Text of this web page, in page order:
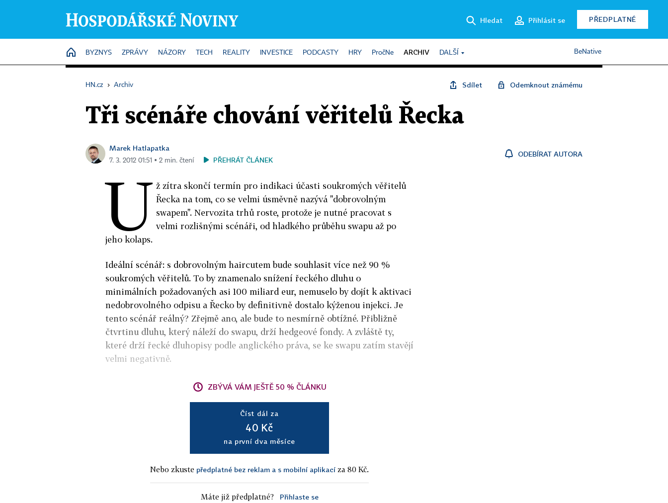
Hledat Přihlásit se PŘEDPLATNÉ
HOME
BYZNYS ZPRÁVY NÁZORY TECH REALITY INVESTICE PODCASTY HRY PročNe ARCHIV DALŠÍ BeNative
HN.cz › Archiv Sdílet Odemknout známému
Tři scénáře chování věřitelů Řecka
Marek Hatlapatka
7. 3. 2012 01:51 ▪ 2 min. čtení PŘEHRÁT ČLÁNEK
ODEBÍRAT AUTORA
U ž zítra skončí termín pro indikaci účasti soukromých věřitelů
Řecka na tom, co se velmi úsměvně nazývá "dobrovolným
swapem". Nervozita trhů roste, protože je nutné pracovat s
velmi rozlišnými scénáři, od hladkého průběhu swapu až po
jeho kolaps.
Ideální scénář: s dobrovolným haircutem bude souhlasit více než 90 %
soukromých věřitelů. To by znamenalo snížení řeckého dluhu o
minimálních požadovaných asi 100 miliard eur, nemuselo by dojít k aktivaci
nedobrovolného odpisu a Řecko by definitivně dostalo kýženou injekci. Je
tento scénář reálný? Zřejmě ano, ale bude to nesmírně obtížné. Přibližně
čtvrtinu dluhu, který náleží do swapu, drží hedgeové fondy. A zvláště ty,
které drží řecké dluhopisy podle anglického práva, se ke swapu zatím stavějí
velmi negativně.
ZBÝVÁ VÁM JEŠTĚ 50 % ČLÁNKU
Číst dál za
40 Kč
na první dva měsíce
Nebo zkuste předplatné bez reklam a s mobilní aplikací za 80 Kč.
Máte již předplatné? Přihlaste se